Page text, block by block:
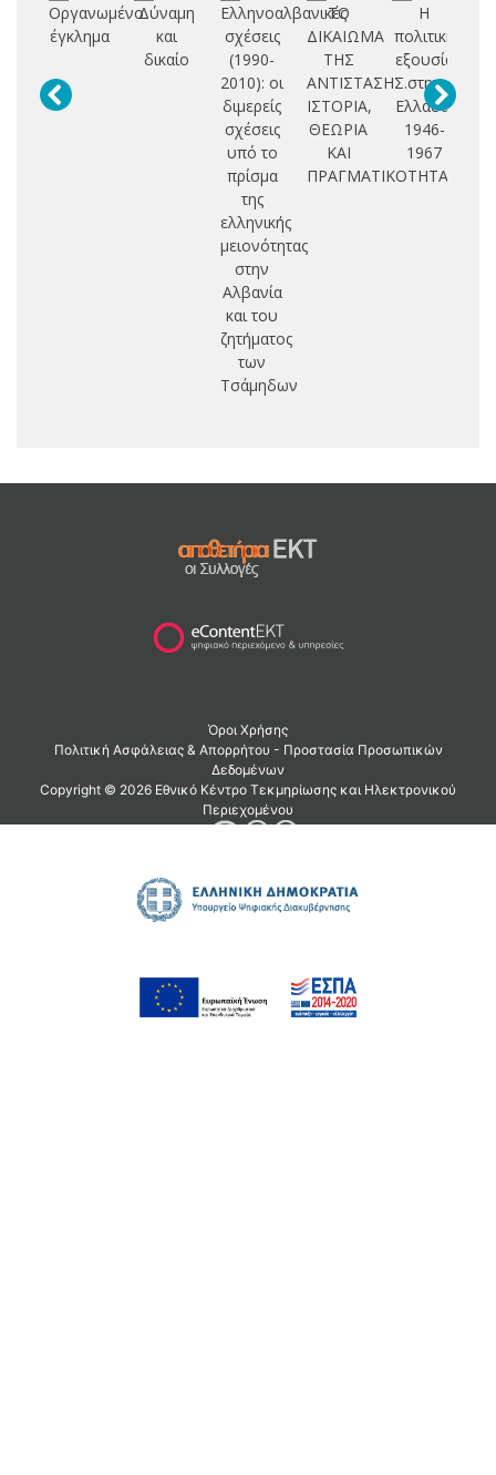
Οργανωμένο
έγκλημα
Δύναμη
και
δικαίο
Ελληνοαλβανικές
σχέσεις
(1990-
2010): οι
διμερείς
σχέσεις
υπό το
πρίσμα
της
ελληνικής
μειονότητας
στην
Αλβανία
και του
ζητήματος
των
Τσάμηδων
ΤΟ
ΔΙΚΑΙΩΜΑ
ΤΗΣ
ΑΝΤΙΣΤΑΣΗΣ.
ΙΣΤΟΡΙΑ,
ΘΕΩΡΙΑ
ΚΑΙ
ΠΡΑΓΜΑΤΙΚΟΤΗΤΑ
Η
πολιτική
εξουσία
στην
Ελλάδα,
1946-
1967